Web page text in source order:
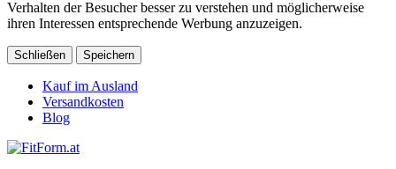
Verhalten der Besucher besser zu verstehen und möglicherweise
ihren Interessen entsprechende Werbung anzuzeigen.
Schließen Speichern
Kauf im Ausland
Versandkosten
Blog